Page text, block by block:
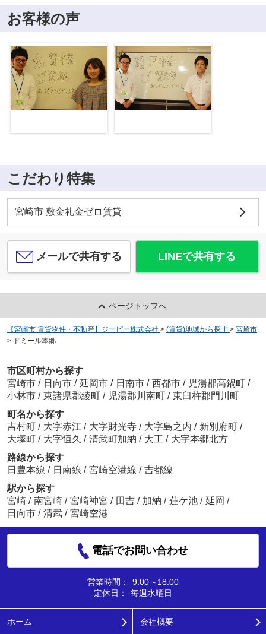
お客様の声
こだわり特集
宮崎市 敷金礼金ゼロ賃貸
メールで共有する LINEで共有する
ページトップへ
【宮崎市 賃貸物件・不動産】ジーピー株式会社 > (賃貸)地域から探す > 宮崎市
> ドミール本郷
市区町村から探す
宮崎市 / 日向市 / 延岡市 / 日南市 / 西都市 / 児湯郡高鍋町 /
小林市 / 東諸県郡綾町 / 児湯郡川南町 / 東臼杵郡門川町
町名から探す
吉村町 / 大字赤江 / 大字財光寺 / 大字島之内 / 新別府町 /
大塚町 / 大字恒久 / 清武町加納 / 大工 / 大字本郷北方
路線から探す
日豊本線 / 日南線 / 宮崎空港線 / 吉都線
駅から探す
宮崎 / 南宮崎 / 宮崎神宮 / 田吉 / 加納 / 蓮ケ池 / 延岡 /
日向市 / 清武 / 宮崎空港
電話でお問い合わせ
営業時間：
9:00～18:00
定休日：
毎週水曜日
ホーム 会社概要